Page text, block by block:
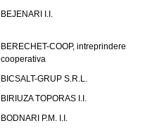
BEJENARI I.I.
BERECHET-COOP, intreprindere
cooperativa
BICSALT-GRUP S.R.L.
BIRIUZA TOPORAS I.I.
BODNARI P.M. I.I.